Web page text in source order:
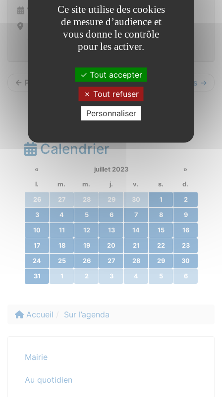
Vendredi 6 octobre 2023 de 10h00 à 12h00
← Précédents Suivants →
Calendrier
« juillet 2023
»
l.
m. m. j. v. s. d.
26 27 28 29 30 1 2
3 4 5 6 7 8 9
10 11 12 13 14 15 16
17 18 19 20 21 22 23
24 25 26 27 28 29 30
31 1 2 3 4 5 6
Accueil Sur l’agenda
Mairie
Au quotidien
Ce site utilise des cookies
de mesure d’audience et
vous donne le contrôle
pour les activer.
Tout accepter
Tout refuser
Personnaliser